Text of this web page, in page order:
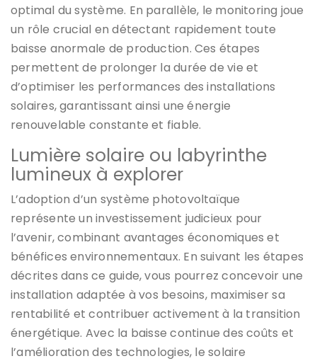
optimal du système. En parallèle, le monitoring joue
un rôle crucial en détectant rapidement toute
baisse anormale de production. Ces étapes
permettent de prolonger la durée de vie et
d’optimiser les performances des installations
solaires, garantissant ainsi une énergie
renouvelable constante et fiable.
Lumière solaire ou labyrinthe
lumineux à explorer
L’adoption d’un système photovoltaïque
représente un investissement judicieux pour
l’avenir, combinant avantages économiques et
bénéfices environnementaux. En suivant les étapes
décrites dans ce guide, vous pourrez concevoir une
installation adaptée à vos besoins, maximiser sa
rentabilité et contribuer activement à la transition
énergétique. Avec la baisse continue des coûts et
l’amélioration des technologies, le solaire